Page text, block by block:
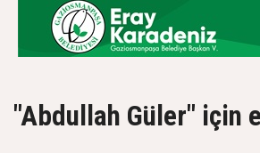
"Abdullah Güler" için